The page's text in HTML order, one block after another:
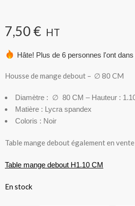
7,50 € HT
Hâte! Plus de 6 personnes l'ont
Housse de mange debout – ∅ 80 CM
Diamètre : ∅ 80 CM – Hauteur :
Matière : Lycra spandex
Coloris : Noir
Table mange debout également en
Table mange debout H1.10 CM
En stock